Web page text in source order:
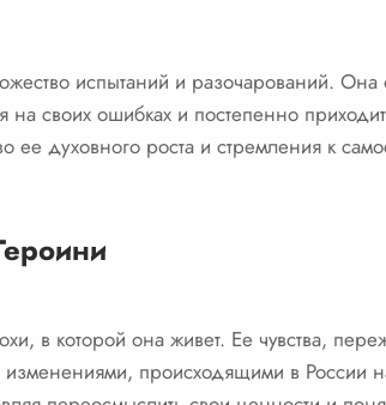
испытаний и разочарований. Она
на своих ошибках и постепенно
ее духовного роста и стремления к
в которой она живет. Ее чувства,
происходящими в России